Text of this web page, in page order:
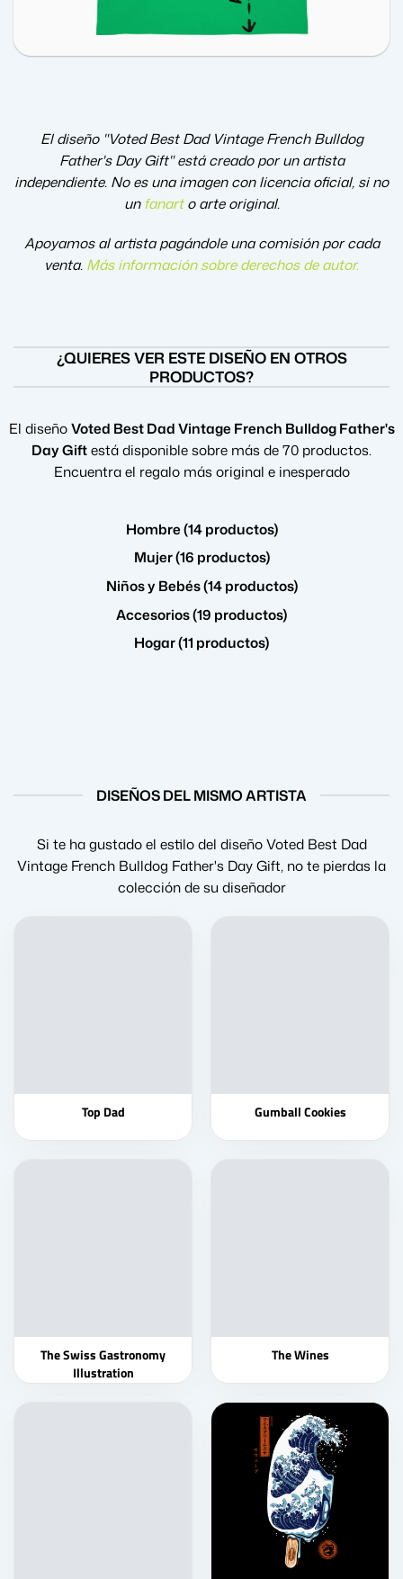
El diseño "Voted Best Dad Vintage French Bulldog
Father's Day Gift" está creado por un artista
independiente. No es una imagen con licencia oficial, si no
unfanart o arte original.
Apoyamos al artista pagándole una comisión por cada
venta. Más información sobre derechos de autor.
¿QUIERES VER ESTE DISEÑO EN OTROS
PRODUCTOS?
El diseñoVoted Best Dad Vintage French Bulldog Father's
Day Giftestá disponible sobre más de 70 productos.
Encuentra el regalo más original e inesperado
Hombre (14 productos)
Mujer (16 productos)
Niños y Bebés (14 productos)
Accesorios (19 productos)
Hogar (11 productos)
DISEÑOS DEL MISMO ARTISTA
Si te ha gustado el estilo del diseño Voted Best Dad
Vintage French Bulldog Father's Day Gift, no te pierdas la
colección de su diseñador
Top Dad Gumball Cookies
The Swiss Gastronomy
Illustration
The Wines